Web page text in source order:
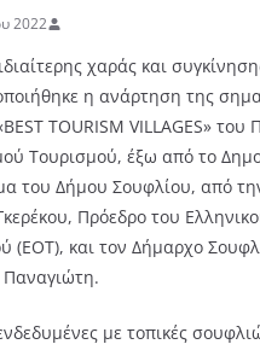
2022
χαράς και
η ανάρτηση της
TOURISM VILLAGES» του
Τουρισμού, έξω από το
του Δήμου Σουφλίου, από
Πρόεδρο του
(ΕΟΤ), και τον Δήμαρχο
Παναγιώτη.
με τοπικές